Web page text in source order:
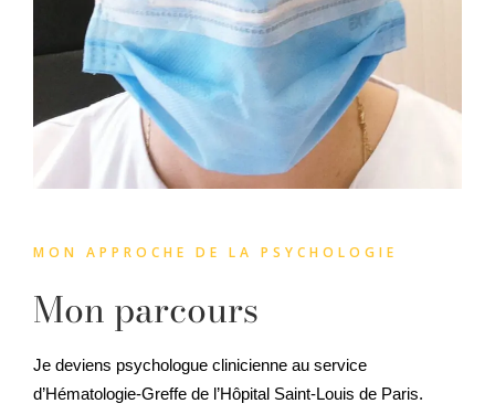
MON APPROCHE DE LA PSYCHOLOGIE
Mon parcours
Je deviens psychologue clinicienne au service
d’Hématologie-Greffe de l’Hôpital Saint-Louis de Paris.